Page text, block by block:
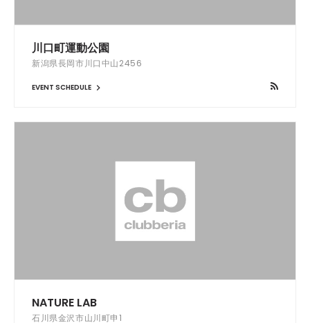
川口町運動公園
新潟県長岡市川口中山2456
EVENT SCHEDULE
NATURE LAB
石川県金沢市山川町申1